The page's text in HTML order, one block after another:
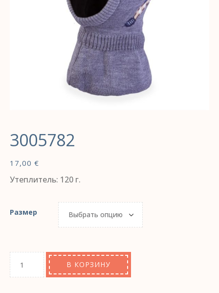
3005782
17,00 €
Утеплитель: 120 г.
Размер
В КОРЗИНУ